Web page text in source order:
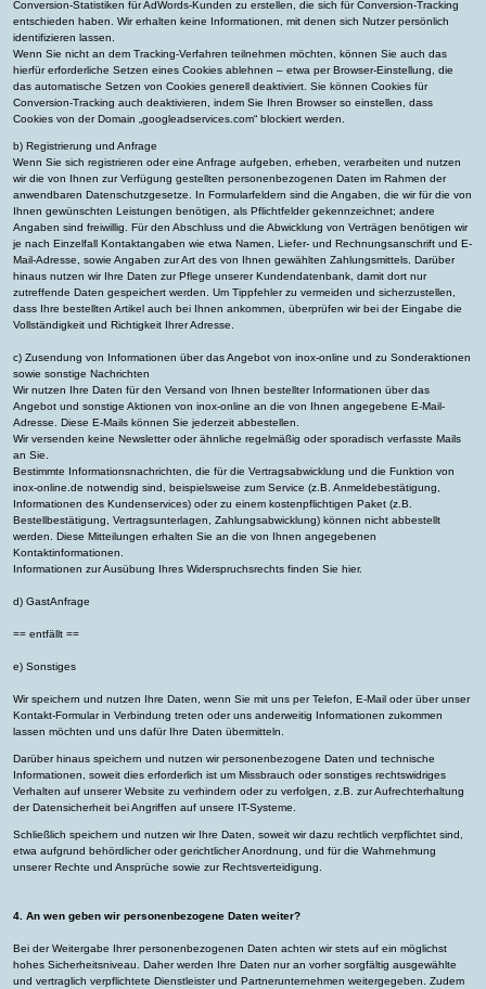
Conversion-Statistiken für AdWords-Kunden zu erstellen, die sich für Conversion-Tracking
entschieden haben. Wir erhalten keine Informationen, mit denen sich Nutzer persönlich
identifizieren lassen.
Wenn Sie nicht an dem Tracking-Verfahren teilnehmen möchten, können Sie auch das
hierfür erforderliche Setzen eines Cookies ablehnen – etwa per Browser-Einstellung, die
das automatische Setzen von Cookies generell deaktiviert. Sie können Cookies für
Conversion-Tracking auch deaktivieren, indem Sie Ihren Browser so einstellen, dass
Cookies von der Domain „googleadservices.com“ blockiert werden.
b) Registrierung und Anfrage
Wenn Sie sich registrieren oder eine Anfrage aufgeben, erheben, verarbeiten und nutzen
wir die von Ihnen zur Verfügung gestellten personenbezogenen Daten im Rahmen der
anwendbaren Datenschutzgesetze. In Formularfeldern sind die Angaben, die wir für die von
Ihnen gewünschten Leistungen benötigen, als Pflichtfelder gekennzeichnet; andere
Angaben sind freiwillig. Für den Abschluss und die Abwicklung von Verträgen benötigen wir
je nach Einzelfall Kontaktangaben wie etwa Namen, Liefer- und Rechnungsanschrift und E-
Mail-Adresse, sowie Angaben zur Art des von Ihnen gewählten Zahlungsmittels. Darüber
hinaus nutzen wir Ihre Daten zur Pflege unserer Kundendatenbank, damit dort nur
zutreffende Daten gespeichert werden. Um Tippfehler zu vermeiden und sicherzustellen,
dass Ihre bestellten Artikel auch bei Ihnen ankommen, überprüfen wir bei der Eingabe die
Vollständigkeit und Richtigkeit Ihrer Adresse.
c) Zusendung von Informationen über das Angebot von inox-online und zu Sonderaktionen
sowie sonstige Nachrichten
Wir nutzen Ihre Daten für den Versand von Ihnen bestellter Informationen über das
Angebot und sonstige Aktionen von inox-online an die von Ihnen angegebene E-Mail-
Adresse. Diese E-Mails können Sie jederzeit abbestellen.
Wir versenden keine Newsletter oder ähnliche regelmäßig oder sporadisch verfasste Mails
an Sie.
Bestimmte Informationsnachrichten, die für die Vertragsabwicklung und die Funktion von
inox-online.de notwendig sind, beispielsweise zum Service (z.B. Anmeldebestätigung,
Informationen des Kundenservices) oder zu einem kostenpflichtigen Paket (z.B.
Bestellbestätigung, Vertragsunterlagen, Zahlungsabwicklung) können nicht abbestellt
werden. Diese Mitteilungen erhalten Sie an die von Ihnen angegebenen
Kontaktinformationen.
Informationen zur Ausübung Ihres Widerspruchsrechts finden Sie hier.
d) GastAnfrage
== entfällt ==
e) Sonstiges
Wir speichern und nutzen Ihre Daten, wenn Sie mit uns per Telefon, E-Mail oder über unser
Kontakt-Formular in Verbindung treten oder uns anderweitig Informationen zukommen
lassen möchten und uns dafür Ihre Daten übermitteln.
Darüber hinaus speichern und nutzen wir personenbezogene Daten und technische
Informationen, soweit dies erforderlich ist um Missbrauch oder sonstiges rechtswidriges
Verhalten auf unserer Website zu verhindern oder zu verfolgen, z.B. zur Aufrechterhaltung
der Datensicherheit bei Angriffen auf unsere IT-Systeme.
Schließlich speichern und nutzen wir Ihre Daten, soweit wir dazu rechtlich verpflichtet sind,
etwa aufgrund behördlicher oder gerichtlicher Anordnung, und für die Wahrnehmung
unserer Rechte und Ansprüche sowie zur Rechtsverteidigung.
4. An wen geben wir personenbezogene Daten weiter?
Bei der Weitergabe Ihrer personenbezogenen Daten achten wir stets auf ein möglichst
hohes Sicherheitsniveau. Daher werden Ihre Daten nur an vorher sorgfältig ausgewählte
und vertraglich verpflichtete Dienstleister und Partnerunternehmen weitergegeben. Zudem